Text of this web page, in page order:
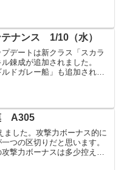
通り、べリア...
ナンス 1/10（水）
デートは新クラス「スカラ
錬成が追加されました。
ルドガレー船」も追加されて
MG、S...
A305
ました。攻撃力ボーナス的に
つの区切りだと思います。
撃力ボーナスは多少控えめ